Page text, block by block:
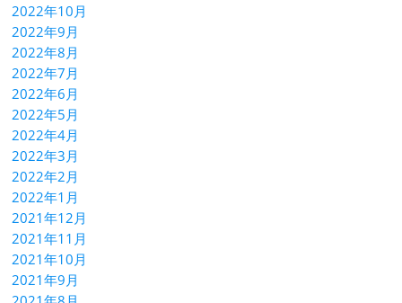
2022年10月
2022年9月
2022年8月
2022年7月
2022年6月
2022年5月
2022年4月
2022年3月
2022年2月
2022年1月
2021年12月
2021年11月
2021年10月
2021年9月